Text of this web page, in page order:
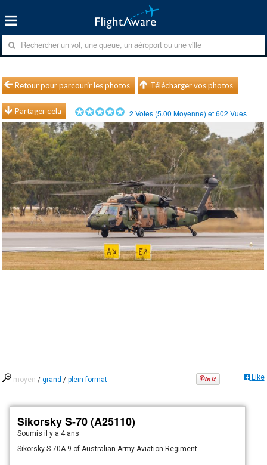
Retour pour parcourir les photos Télécharger vos photos
Partager cela 2 Votes (5.00 Moyenne) et602 Vues
moyen /grand /plein format Like
Sikorsky S-70 (A25110)
Soumisil y a 4 ans
Sikorsky S-70A-9 of Australian Army Aviation Regiment.